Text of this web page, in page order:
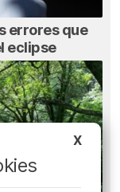
errores que
eclipse
X